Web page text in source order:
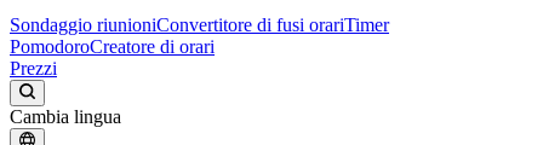
Sondaggio riunioniConvertitore di fusi orariTimer
PomodoroCreatore di orari
Prezzi
Cambia lingua